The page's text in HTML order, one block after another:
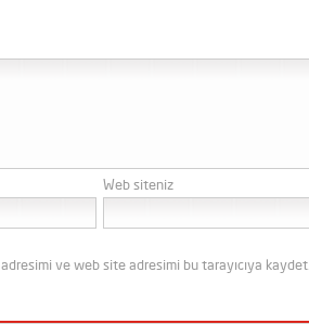
Web siteniz
ve web site adresimi bu tarayıcıya kaydet.